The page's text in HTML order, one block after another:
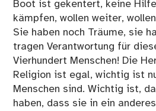
Boot ist gekentert, keine
kämpfen, wollen weiter,
Sie haben noch Träume, sie
tragen Verantwortung für
Vierhundert Menschen! Die
Religion ist egal, wichtig ist
Menschen sind. Wichtig ist,
haben, dass sie in ein